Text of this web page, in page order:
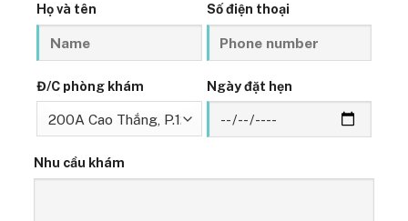
Họ và tên Số điện thoại
Đ/C phòng khám Ngày đặt hẹn
Nhu cầu khám